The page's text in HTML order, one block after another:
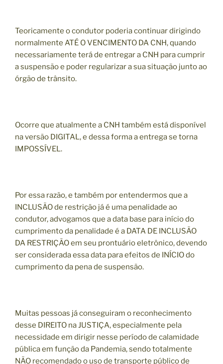
Teoricamente o condutor poderia continuar dirigindo
normalmente ATÉ O VENCIMENTO DA CNH, quando
necessariamente terá de entregar a CNH para cumprir
a suspensão e poder regularizar a sua situação junto ao
órgão de trânsito.
Ocorre que atualmente a CNH também está disponível
na versão DIGITAL, e dessa forma a entrega se torna
IMPOSSÍVEL.
Por essa razão, e também por entendermos que a
INCLUSÃO de restrição já é uma penalidade ao
condutor, advogamos que a data base para início do
cumprimento da penalidade é a DATA DE INCLUSÃO
DA RESTRIÇÃO em seu prontuário eletrônico, devendo
ser considerada essa data para efeitos de INÍCIO do
cumprimento da pena de suspensão.
Muitas pessoas já conseguiram o reconhecimento
desse DIREITO na JUSTIÇA, especialmente pela
necessidade em dirigir nesse período de calamidade
pública em função da Pandemia, sendo totalmente
NÃO recomendado o uso de transporte público de